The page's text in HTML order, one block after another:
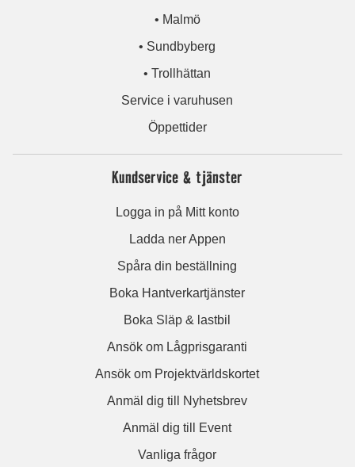
• Malmö
• Sundbyberg
• Trollhättan
Service i varuhusen
Öppettider
Kundservice & tjänster
Logga in på Mitt konto
Ladda ner Appen
Spåra din beställning
Boka Hantverkartjänster
Boka Släp & lastbil
Ansök om Lågprisgaranti
Ansök om Projektvärldskortet
Anmäl dig till Nyhetsbrev
Anmäl dig till Event
Vanliga frågor